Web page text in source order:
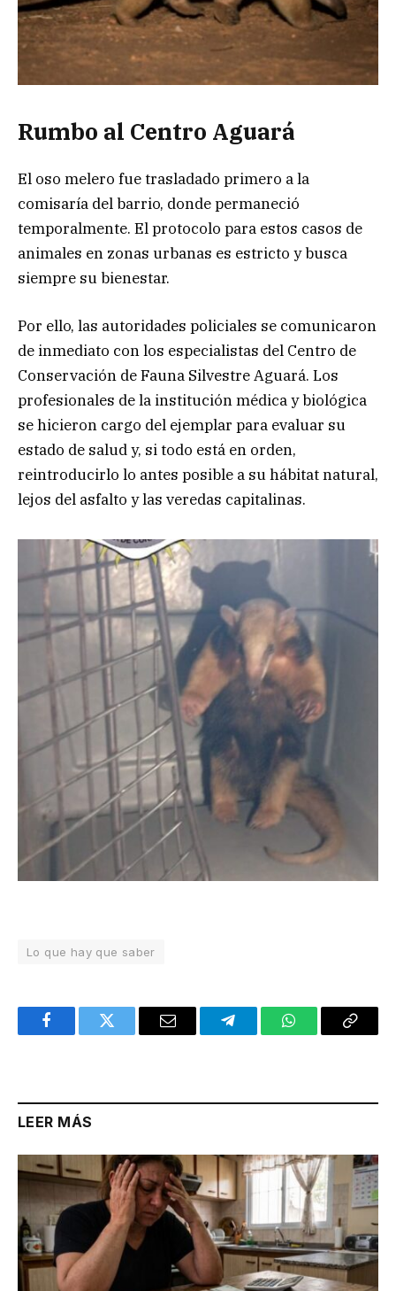
Rumbo al Centro Aguará
El oso melero fue trasladado primero a la
comisaría del barrio, donde permaneció
temporalmente. El protocolo para estos casos de
animales en zonas urbanas es estricto y busca
siempre su bienestar.
Por ello, las autoridades policiales se comunicaron
de inmediato con los especialistas del Centro de
Conservación de Fauna Silvestre Aguará. Los
profesionales de la institución médica y biológica
se hicieron cargo del ejemplar para evaluar su
estado de salud y, si todo está en orden,
reintroducirlo lo antes posible a su hábitat natural,
lejos del asfalto y las veredas capitalinas.
Lo que hay que saber
FacebookTwitter Email TelegramWhatsAppCopy
LEER MÁS